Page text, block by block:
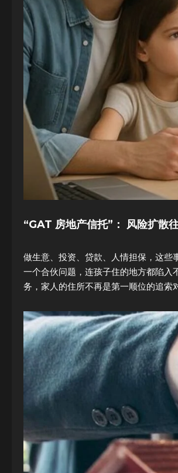
“GAT 房地产信托”： 风险扩散
做生意、投资、贷款、人情担保，这些
一个合伙问题，连孩子住的地方都陷入
务，家人的住所不再是第一顺位的追索